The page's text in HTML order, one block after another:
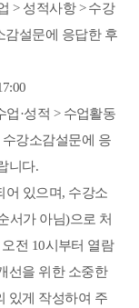
> 성적사항>수강
감설문에 응답한 후
업·성적 > 수업활동
강소감설문에 응
니다.
어 있으며, 수강소
서가 아님)으로 처
오전 10시부터 열람
선을 위한 소중한
있게 작성하여 주